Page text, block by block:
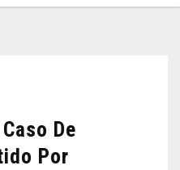
De
Por